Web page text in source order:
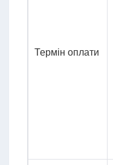
Термін оплати